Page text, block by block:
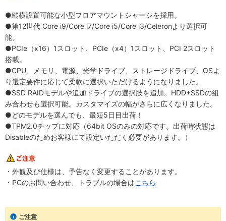
●縦横設置可能な小型フロアマウントシャーシを採用。
●第12世代 Core i9/Core i7/Core i5/Core i3/Celeronより選択可
能。
●PCIe（x16）1スロット、PCIe（x4）1スロット、PCI 2スロット
搭載。
●CPU、メモリ、電源、光学ドライブ、ストレージドライブ、OSよ
り選定要件に応じて柔軟に選択いただけるようになりました。
●SSD RAIDモデルや追加ドライブの選択肢を追加。HDD+SSDの組
み合わせも選択可能。カスタマイズの幅がさらに広くなりました。
●どのモデルを選んでも、最短5日目出荷！
●TPM2.0チップに対応（64bit OSのみの対応です。出荷時状態は
Disableのためお客様にて設定いただく必要があります。）
・外観及び仕様は、予告なく変更することがあります。
・PCのお問い合わせ、トラブルの場合はこちら
ご注意